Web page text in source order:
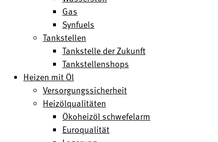
Gas
Synfuels
Tankstellen
Tankstelle der Zukunft
Tankstellenshops
Heizen mit Öl
Versorgungssicherheit
Heizölqualitäten
Ökoheizöl schwefelarm
Euroqualität